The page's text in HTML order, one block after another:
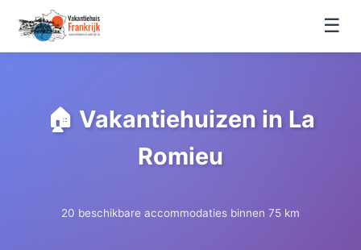
☰
🏠 Vakantiehuizen in La
Romieu
20 beschikbare accommodaties binnen 75 km